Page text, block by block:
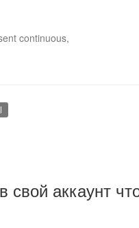
continuous,
аккаунт